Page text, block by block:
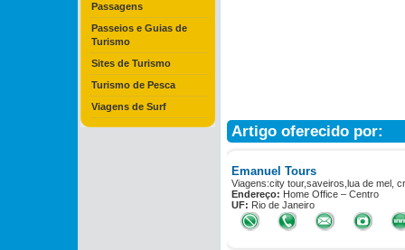
Passagens
Passeios e Guias de
Turismo
Sites de Turismo
Turismo de Pesca
Viagens de Surf
Artigo oferecido por:
Emanuel Tours
Viagens:city tour,saveiros,lua de mel,
Endereço: Home Office – Centro
UF: Rio de Janeiro